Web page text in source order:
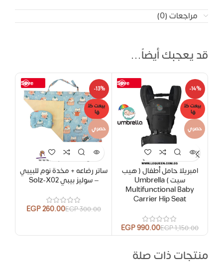
مراجعات (0)
قد يعجبك أيضاً…
Save
-14%
بيعت كل
ها
حصري
امبريلا حامل أطفال ( هيب
سيت ) Umbrella
Multifunctional Baby
Carrier Hip Seat
1,150.00
EGP
990.00
EGP
Save
-13%
بيعت كل
ها
حصري
ساتر رضاعه + مخدة نوم للبيبي
– سوليز بيبي Solz-X02
300.00
EGP
260.00
EGP
منتجات ذات صلة